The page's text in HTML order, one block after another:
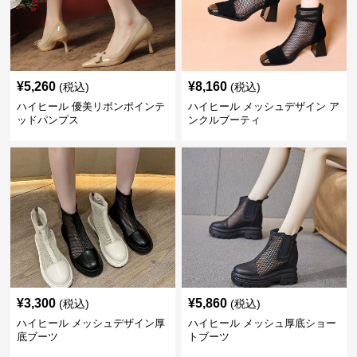
¥5,260 (税込)
ハイヒール 優美リボンポインテ
ッドパンプス
¥8,160 (税込)
ハイヒール メッシュデザイン ア
ンクルブーティ
¥3,300 (税込)
ハイヒール メッシュデザイン厚
底ブーツ
¥5,860 (税込)
ハイヒール メッシュ厚底ショー
トブーツ